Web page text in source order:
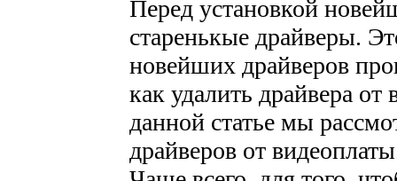
Перед установкой
старенькые драйверы.
новейших драйверов
как удалить драйвера
данной статье мы
драйверов от